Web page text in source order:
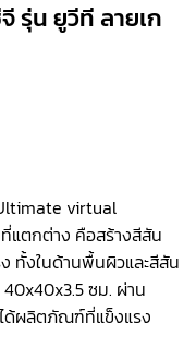
รุ่น ยูวีที ลายเก
virtual
แตกต่าง คือสร้างสีสัน
ทั้งในด้านพื้นผิวและสีสัน
ซม. ผ่าน
ด้ผลิตภัณฑ์ที่แข็งแรง